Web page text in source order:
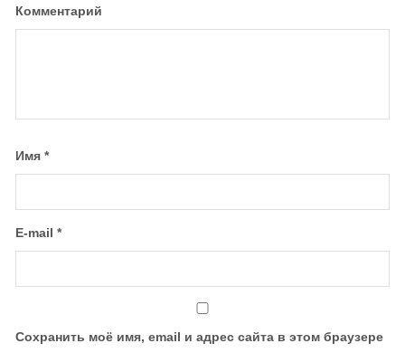
Комментарий
Имя *
E-mail *
Сохранить моё имя, email и адрес сайта в этом браузере